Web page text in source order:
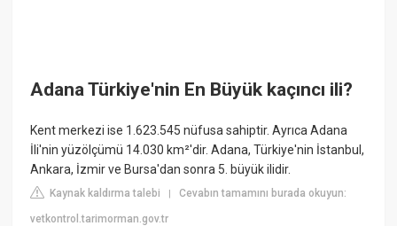
Adana Türkiye'nin En Büyük kaçıncı ili?
Kent merkezi ise 1.623.545 nüfusa sahiptir. Ayrıca Adana
İli'nin yüzölçümü 14.030 km²'dir. Adana, Türkiye'nin İstanbul,
Ankara, İzmir ve Bursa'dan sonra 5. büyük ilidir.
Kaynak kaldırma talebi |Cevabın tamamını burada okuyun:
vetkontrol.tarimorman.gov.tr